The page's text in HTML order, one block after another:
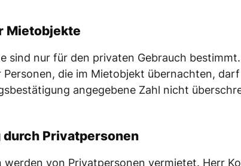
Mietobjekte
sind nur für den privaten Gebrauch bestimmt.
Personen, die im Mietobjekt übernachten,
angegebene Zahl nicht
Privatpersonen
werden von Privatpersonen vermietet. Herr